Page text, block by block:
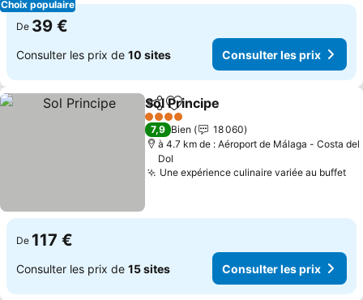
Choix populaire
De 39 €
Consulter les prix de 10 sites Consulter les prix
PartagerAjouter à mes favoris
Sol Principe
4 Étoiles
7,9 Bien
18 060
à 4.7 km de : Aéroport de Málaga - Costa del
Dol
Une expérience culinaire variée au buffet
De 117 €
Consulter les prix de 15 sites Consulter les prix